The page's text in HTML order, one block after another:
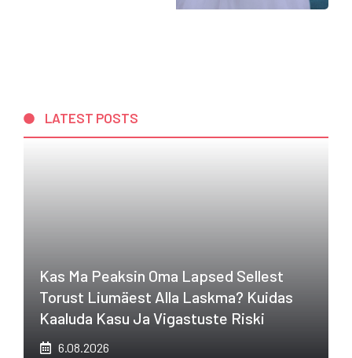
LATEST POSTS
Kas Ma Peaksin Oma Lapsed Sellest
Torust Liumäest Alla Laskma? Kuidas
Kaaluda Kasu Ja Vigastuste Riski
6.08.2026